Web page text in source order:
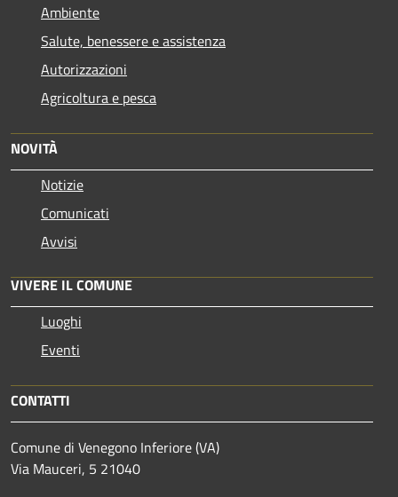
Ambiente
Salute, benessere e assistenza
Autorizzazioni
Agricoltura e pesca
NOVITÀ
Notizie
Comunicati
Avvisi
VIVERE IL COMUNE
Luoghi
Eventi
CONTATTI
Comune di Venegono Inferiore (VA)
Via Mauceri, 5 21040